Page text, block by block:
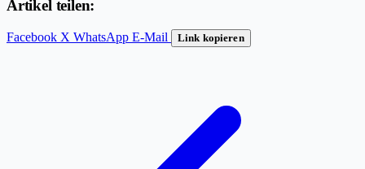
Artikel teilen:
Facebook X WhatsApp E-Mail Link kopieren